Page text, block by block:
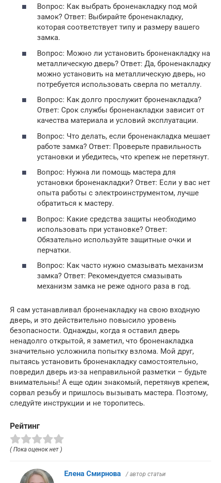
Вопрос: Как выбрать броненакладку под мой
замок? Ответ: Выбирайте броненакладку,
которая соответствует типу и размеру вашего
замка.
Вопрос: Можно ли установить броненакладку на
металлическую дверь? Ответ: Да, броненакладку
можно установить на металлическую дверь, но
потребуется использовать сверла по металлу.
Вопрос: Как долго прослужит броненакладка?
Ответ: Срок службы броненакладки зависит от
качества материала и условий эксплуатации.
Вопрос: Что делать, если броненакладка мешает
работе замка? Ответ: Проверьте правильность
установки и убедитесь, что крепеж не перетянут.
Вопрос: Нужна ли помощь мастера для
установки броненакладки? Ответ: Если у вас нет
опыта работы с электроинструментом, лучше
обратиться к мастеру.
Вопрос: Какие средства защиты необходимо
использовать при установке? Ответ:
Обязательно используйте защитные очки и
перчатки.
Вопрос: Как часто нужно смазывать механизм
замка? Ответ: Рекомендуется смазывать
механизм замка не реже одного раза в год.
Я сам устанавливал броненакладку на свою входную
дверь, и это действительно повысило уровень
безопасности. Однажды, когда я оставил дверь
ненадолго открытой, я заметил, что броненакладка
значительно усложнила попытку взлома. Мой друг,
пытаясь установить броненакладку самостоятельно,
повредил дверь из-за неправильной разметки – будьте
внимательны! А еще один знакомый, перетянув крепеж,
сорвал резьбу и пришлось вызывать мастера. Поэтому,
следуйте инструкции и не торопитесь.
Рейтинг
( Пока оценок нет )
Елена Смирнова / автор статьи